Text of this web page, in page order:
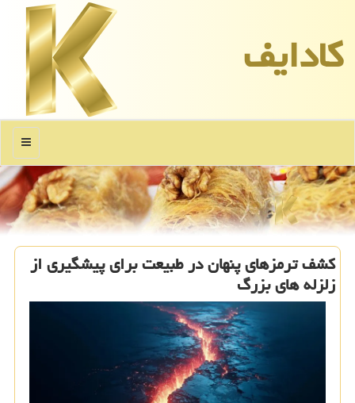
كادایف
منو
کشف ترمزهای پنهان در طبیعت برای پیشگیری از
زلزله های بزرگ